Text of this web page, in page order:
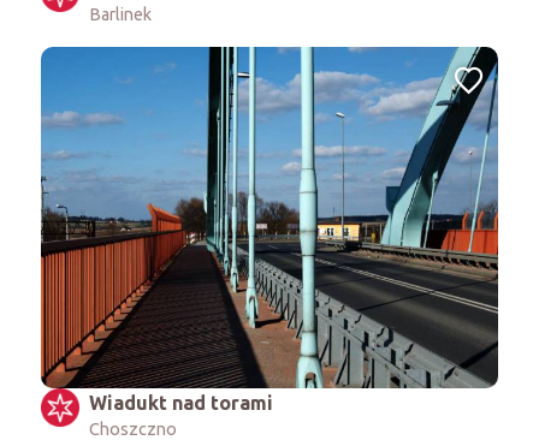
Barlinek
Wiadukt nad torami
Choszczno